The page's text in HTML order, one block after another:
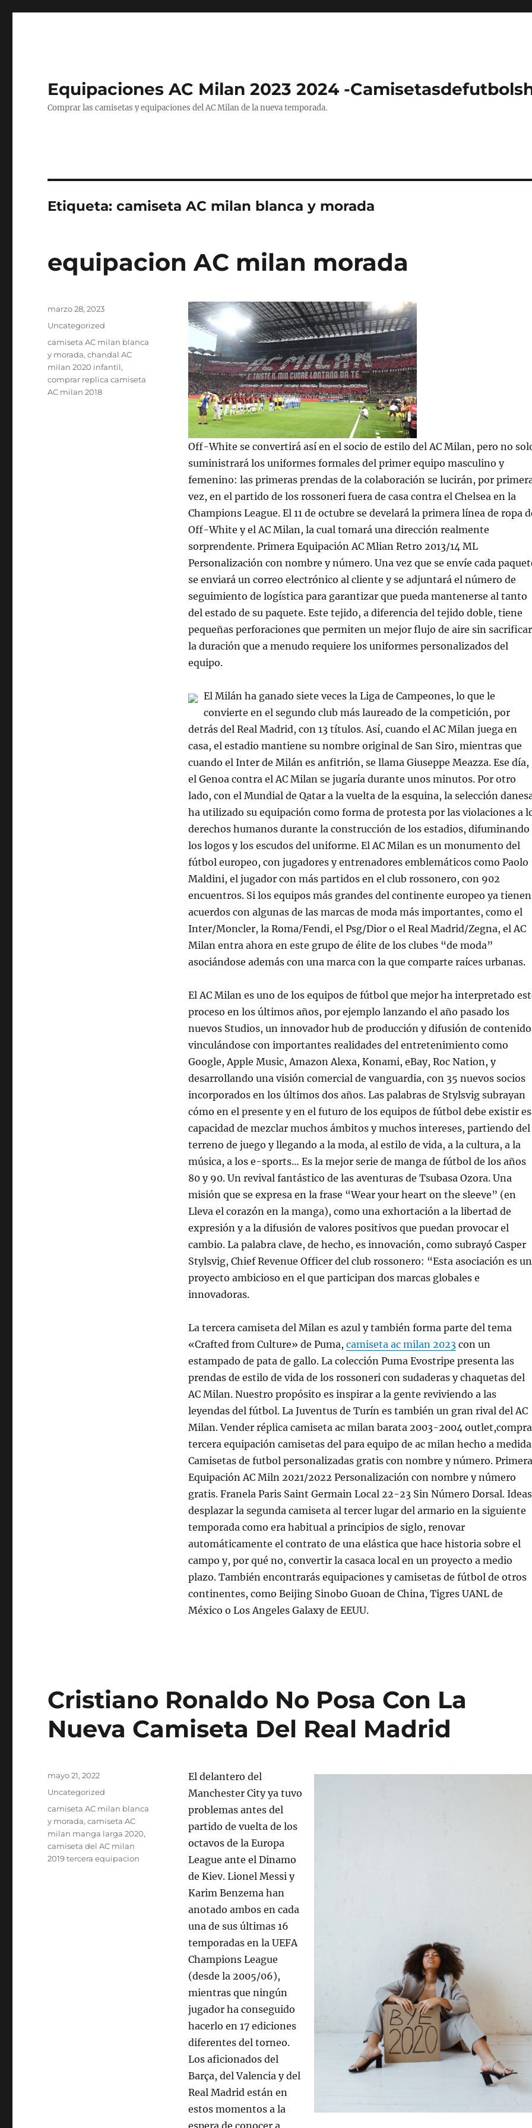
Equipaciones AC Milan 2023 2024 -
Comprar las camisetas y equipaciones del AC Milan de la nueva temporada.
Etiqueta:camiseta AC milan blanca y morada
equipacion AC milan morada
Off-White se convertirá así en el socio de estilo del AC Milan, pero no
suministrará los uniformes formales del primer equipo masculino y
femenino: las primeras prendas de la colaboración se lucirán, por
vez, en el partido de los rossoneri fuera de casa contra el Chelsea en la
Champions League. El 11 de octubre se develará la primera línea de ropa
Off-White y el AC Milan, la cual tomará una dirección realmente
sorprendente. Primera Equipación AC Mlian Retro 2013/14 ML
Personalización con nombre y número. Una vez que se envíe cada
se enviará un correo electrónico al cliente y se adjuntará el número de
seguimiento de logística para garantizar que pueda mantenerse al tanto
del estado de su paquete. Este tejido, a diferencia del tejido doble, tiene
pequeñas perforaciones que permiten un mejor flujo de aire sin sacrificar
la duración que a menudo requiere los uniformes personalizados del
equipo.
El Milán ha ganado siete veces la Liga de Campeones, lo que le
convierte en el segundo club más laureado de la competición, por
detrás del Real Madrid, con 13 títulos. Así, cuando el AC Milan juega en
casa, el estadio mantiene su nombre original de San Siro, mientras que
cuando el Inter de Milán es anfitrión, se llama Giuseppe Meazza. Ese día,
el Genoa contra el AC Milan se jugaría durante unos minutos. Por otro
lado, con el Mundial de Qatar a la vuelta de la esquina, la selección
ha utilizado su equipación como forma de protesta por las violaciones a
derechos humanos durante la construcción de los estadios, difuminando
los logos y los escudos del uniforme. El AC Milan es un monumento del
fútbol europeo, con jugadores y entrenadores emblemáticos como Paolo
Maldini, el jugador con más partidos en el club rossonero, con 902
encuentros. Si los equipos más grandes del continente europeo ya tienen
acuerdos con algunas de las marcas de moda más importantes, como el
Inter/Moncler, la Roma/Fendi, el Psg/Dior o el Real Madrid/Zegna, el AC
Milan entra ahora en este grupo de élite de los clubes “de moda”
asociándose además con una marca con la que comparte raíces urbanas.
El AC Milan es uno de los equipos de fútbol que mejor ha interpretado
proceso en los últimos años, por ejemplo lanzando el año pasado los
nuevos Studios, un innovador hub de producción y difusión de
vinculándose con importantes realidades del entretenimiento como
Google, Apple Music, Amazon Alexa, Konami, eBay, Roc Nation, y
desarrollando una visión comercial de vanguardia, con 35 nuevos socios
incorporados en los últimos dos años. Las palabras de Stylsvig subrayan
cómo en el presente y en el futuro de los equipos de fútbol debe existir
capacidad de mezclar muchos ámbitos y muchos intereses, partiendo del
terreno de juego y llegando a la moda, al estilo de vida, a la cultura, a la
música, a los e-sports… Es la mejor serie de manga de fútbol de los años
80 y 90. Un revival fantástico de las aventuras de Tsubasa Ozora. Una
misión que se expresa en la frase “Wear your heart on the sleeve” (en
Lleva el corazón en la manga), como una exhortación a la libertad de
expresión y a la difusión de valores positivos que puedan provocar el
cambio. La palabra clave, de hecho, es innovación, como subrayó Casper
Stylsvig, Chief Revenue Officer del club rossonero: “Esta asociación es un
proyecto ambicioso en el que participan dos marcas globales e
innovadoras.
La tercera camiseta del Milan es azul y también forma parte del tema
«Crafted from Culture» de Puma, camiseta ac milan 2023con un
estampado de pata de gallo. La colección Puma Evostripe presenta las
prendas de estilo de vida de los rossoneri con sudaderas y chaquetas del
AC Milan. Nuestro propósito es inspirar a la gente reviviendo a las
leyendas del fútbol. La Juventus de Turín es también un gran rival del AC
Milan. Vender réplica camiseta ac milan barata 2003-2004
tercera equipación camisetas del para equipo de ac milan hecho a
Camisetas de futbol personalizadas gratis con nombre y número. Primera
Equipación AC Miln 2021/2022 Personalización con nombre y número
gratis. Franela Paris Saint Germain Local 22-23 Sin Número Dorsal.
desplazar la segunda camiseta al tercer lugar del armario en la siguiente
temporada como era habitual a principios de siglo, renovar
automáticamente el contrato de una elástica que hace historia sobre el
campo y, por qué no, convertir la casaca local en un proyecto a medio
plazo. También encontrarás equipaciones y camisetas de fútbol de otros
continentes, como Beijing Sinobo Guoan de China, Tigres UANL de
México o Los Angeles Galaxy de EEUU.
Publicado
marzo 28, 2023
Categorías
Uncategorized
Etiquetas
camiseta AC milan blanca
y morada,chandal AC
milan 2020 infantil,
comprar replica camiseta
AC milan 2018
Cristiano Ronaldo No Posa Con La
Nueva Camiseta Del Real Madrid
El delantero del
Manchester City ya tuvo
problemas antes del
partido de vuelta de los
octavos de la Europa
League ante el Dinamo
de Kiev. Lionel Messi y
Karim Benzema han
anotado ambos en cada
una de sus últimas 16
temporadas en la UEFA
Champions League
(desde la 2005/06),
mientras que ningún
jugador ha conseguido
hacerlo en 17 ediciones
diferentes del torneo.
Los aficionados del
Barça, del Valencia y del
Real Madrid están en
estos momentos a la
espera de conocer a
Publicado
mayo 21, 2022
Categorías
Uncategorized
Etiquetas
camiseta AC milan blanca
y morada,camiseta AC
milan manga larga 2020,
camiseta del AC milan
2019 tercera equipacion